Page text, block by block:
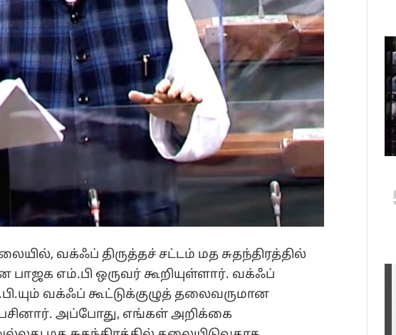
வக்ஃப் திருத்தச் சட்டம் மத சுதந்திரத்தில்
எம்.பி ஒருவர் கூறியுள்ளார். வக்ஃப்
வக்ஃப் கூட்டுக்குழுத் தலைவருமான
அப்போது, எங்கள் அறிக்கை